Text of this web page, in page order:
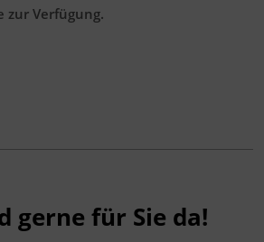
zur Verfügung.
gerne für Sie da!